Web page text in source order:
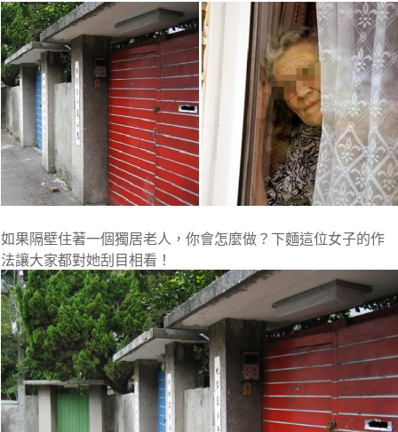
如果隔壁住著一個獨居老人，你會怎麼做？下麵這位女子的作
法讓大家都對她刮目相看！